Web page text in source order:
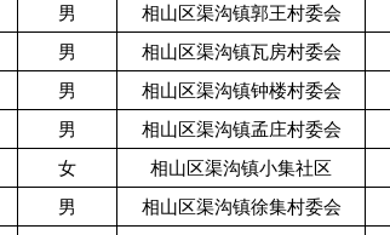
男 相山区渠沟镇郭王村委会
男 相山区渠沟镇瓦房村委会
男 相山区渠沟镇钟楼村委会
男 相山区渠沟镇孟庄村委会
女 相山区渠沟镇小集社区
男 相山区渠沟镇徐集村委会